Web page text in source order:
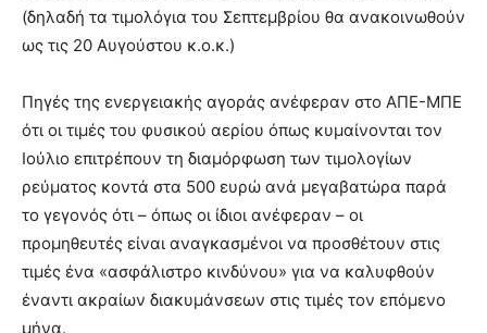
(δηλαδή τα τιμολόγια του Σεπτεμβρίου θα ανακοινωθούν
ως τις 20 Αυγούστου κ.ο.κ.)
Πηγές της ενεργειακής αγοράς ανέφεραν στο ΑΠΕ-ΜΠΕ
ότι οι τιμές του φυσικού αερίου όπως κυμαίνονται τον
Ιούλιο επιτρέπουν τη διαμόρφωση των τιμολογίων
ρεύματος κοντά στα 500 ευρώ ανά μεγαβατώρα παρά
το γεγονός ότι – όπως οι ίδιοι ανέφεραν – οι
προμηθευτές είναι αναγκασμένοι να προσθέτουν στις
τιμές ένα «ασφάλιστρο κινδύνου» για να καλυφθούν
έναντι ακραίων διακυμάνσεων στις τιμές τον επόμενο
μήνα.